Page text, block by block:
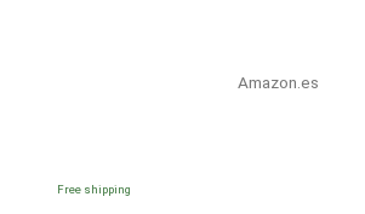
Amazon.es
Free shipping